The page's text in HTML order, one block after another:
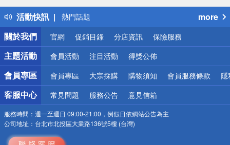
活動快訊
得獎公告
熱門話題
銀行優惠
偏遠地區配送
詐騙網頁！請小心！
more
關於我們
官網 促銷目錄 分店資訊 保險服務
主題活動 會員活動 注目活動 得獎公佈
會員專區 會員專區 大宗採購 購物須知 會員服務條款 隱
客服中心 常見問題 服務公告 意見信箱
服務時間： 週一至週日 09:00-21:00，例假日依網站公告為主
公司地址： 台北市北投區大業路136號5樓 (台灣)